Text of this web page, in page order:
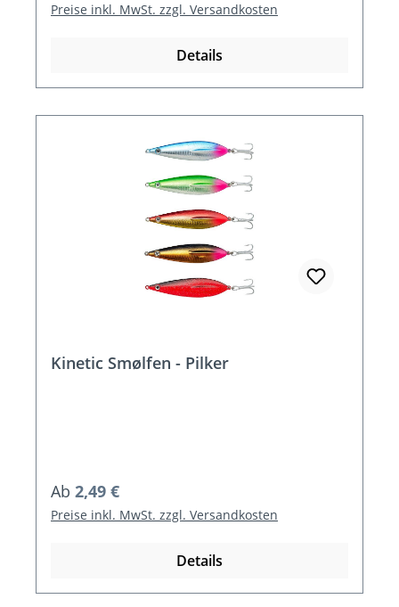
Preise inkl. MwSt. zzgl. Versandkosten
Details
Kinetic Smølfen - Pilker
Regulärer Preis:
Ab 2,49 €
Preise inkl. MwSt. zzgl. Versandkosten
Details